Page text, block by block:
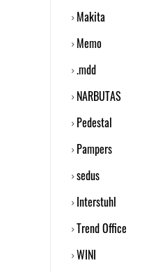
Makita
Memo
.mdd
NARBUTAS
Pedestal
Pampers
sedus
Interstuhl
Trend Office
WINI